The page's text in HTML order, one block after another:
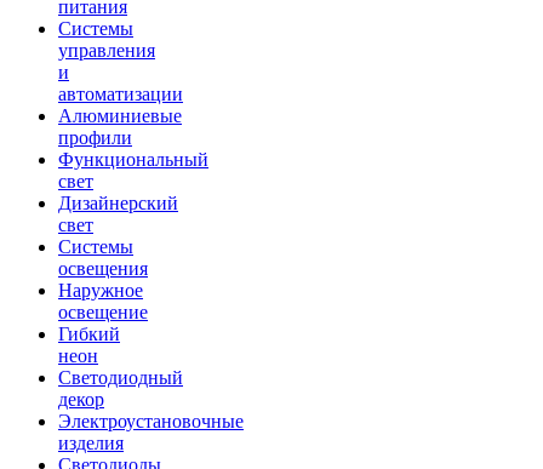
питания
Системы
управления
и
автоматизации
Алюминиевые
профили
Функциональный
свет
Дизайнерский
свет
Системы
освещения
Наружное
освещение
Гибкий
неон
Светодиодный
декор
Электроустановочные
изделия
Светодиоды